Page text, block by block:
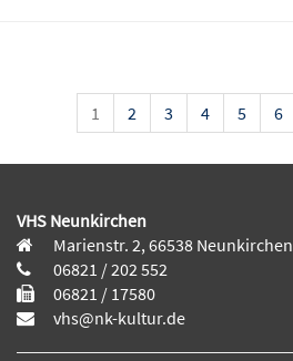
1 2 3 4 5 6
VHS Neunkirchen
Marienstr. 2, 66538 Neunkirchen
06821 / 202 552
06821 / 17580
vhs@nk-kultur.de